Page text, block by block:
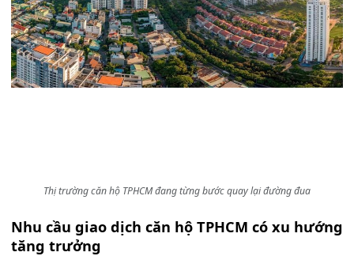
Thị trường căn hộ TPHCM đang từng bước quay lại đường đua
Nhu cầu giao dịch căn hộ TPHCM có xu hướng
tăng trưởng